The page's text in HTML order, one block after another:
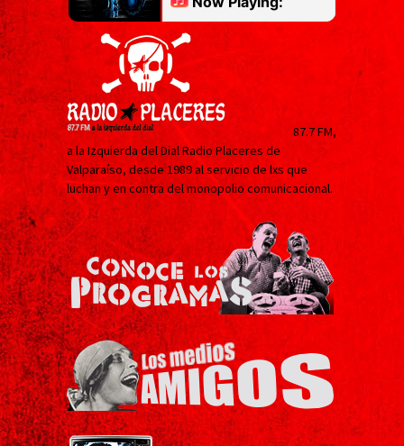
87.7 FM,
a la Izquierda del Dial Radio Placeres de
Valparaíso, desde 1989 al servicio de lxs que
luchan y en contra del monopolio comunicacional.